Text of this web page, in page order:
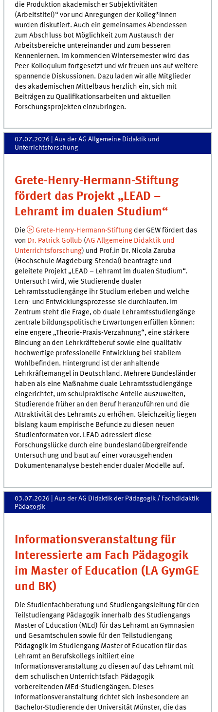
die Produktion akademischer Subjektivitäten
(Arbeitstitel)“ vor und Anregungen der Kolleg*innen
wurden diskutiert. Auch ein gemeinsames Abendessen
zum Abschluss bot Möglichkeit zum Austausch der
Arbeitsbereiche untereinander und zum besseren
Kennenlernen. Im kommenden Wintersemester wird das
Peer-Kolloquium fortgesetzt und wir freuen uns auf weitere
spannende Diskussionen. Dazu laden wir alle Mitglieder
des akademischen Mittelbaus herzlich ein, sich mit
Beiträgen zu Qualifikationsarbeiten und aktuellen
Forschungsprojekten einzubringen.
07.07.2026 | Aus der AG Allgemeine Didaktik und
Unterrichtsforschung
Grete-Henry-Hermann-Stiftung
fördert das Projekt „LEAD –
Lehramt im dualen Studium“
Die Grete-Henry-Hermann-Stiftung der GEW fördert das
von Dr. Patrick Gollub (AG Allgemeine Didaktik und
Unterrichtsforschung) und Prof.in Dr. Nicola Zaruba
(Hochschule Magdeburg-Stendal) beantragte und
geleitete Projekt „LEAD – Lehramt im dualen Studium“.
Untersucht wird, wie Studierende dualer
Lehramtsstudiengänge ihr Studium erleben und welche
Lern- und Entwicklungsprozesse sie durchlaufen. Im
Zentrum steht die Frage, ob duale Lehramtsstudiengänge
zentrale bildungspolitische Erwartungen erfüllen können:
eine engere „Theorie-Praxis-Verzahnung“, eine stärkere
Bindung an den Lehrkräfteberuf sowie eine qualitativ
hochwertige professionelle Entwicklung bei stabilem
Wohlbefinden. Hintergrund ist der anhaltende
Lehrkräftemangel in Deutschland. Mehrere Bundesländer
haben als eine Maßnahme duale Lehramtsstudiengänge
eingerichtet, um schulpraktische Anteile auszuweiten,
Studierende früher an den Beruf heranzuführen und die
Attraktivität des Lehramts zu erhöhen. Gleichzeitig liegen
bislang kaum empirische Befunde zu diesen neuen
Studienformaten vor. LEAD adressiert diese
Forschungslücke durch eine bundeslandübergreifende
Untersuchung und baut auf einer vorausgehenden
Dokumentenanalyse bestehender dualer Modelle auf.
03.07.2026 | Aus der AG Didaktik der Pädagogik / Fachdidaktik
Pädagogik
Informationsveranstaltung für
Interessierte am Fach Pädagogik
im Master of Education (LA GymGE
und BK)
Die Studienfachberatung und Studiengangsleitung für den
Teilstudiengang Pädagogik innerhalb des Studiengangs
Master of Education (MEd) für das Lehramt an Gymnasien
und Gesamtschulen sowie für den Teilstudiengang
Pädagogik im Studiengang Master of Education für das
Lehramt an Berufskollegs initiiert eine
Informationsveranstaltung zu diesen auf das Lehramt mit
dem schulischen Unterrichtsfach Pädagogik
vorbereitenden MEd-Studiengängen. Dieses
Informationsveranstaltung richtet sich insbesondere an
Bachelor-Studierende der Universität Münster, die das